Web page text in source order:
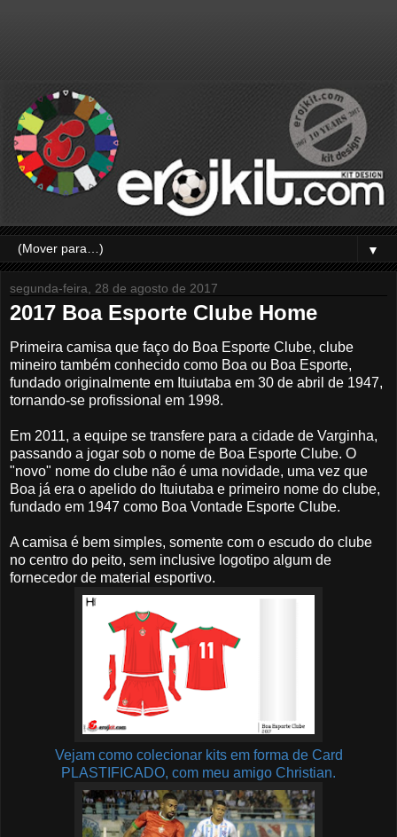
▼
segunda-feira, 28 de agosto de 2017
2017 Boa Esporte Clube Home
Primeira camisa que faço do Boa Esporte Clube, clube
mineiro também conhecido como Boa ou Boa Esporte,
fundado originalmente em Ituiutaba em 30 de abril de 1947,
tornando-se profissional em 1998.
Em 2011, a equipe se transfere para a cidade de Varginha,
passando a jogar sob o nome de Boa Esporte Clube. O
"novo" nome do clube não é uma novidade, uma vez que
Boa já era o apelido do Ituiutaba e primeiro nome do clube,
fundado em 1947 como Boa Vontade Esporte Clube.
A camisa é bem simples, somente com o escudo do clube
no centro do peito, sem inclusive logotipo algum de
fornecedor de material esportivo.
Vejam como colecionar kits em forma de Card
PLASTIFICADO, com meu amigo Christian.